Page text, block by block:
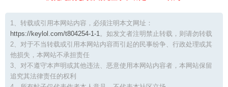
1、转载或引用本网站内容，必须注明本文网址：
https://keylol.com/t804254-1-1。如发文者注明禁止转载，则请勿转载
2、对于不当转载或引用本网站内容而引起的民事纷争、行政处理或其
他损失，本网站不承担责任
3、对不遵守本声明或其他违法、恶意使用本网站内容者，本网站保留
追究其法律责任的权利